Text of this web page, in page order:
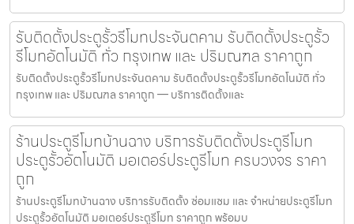
รับติดตั้งประตูรั้วรีโมทประจันตคาม รับติดตั้งประตูรั้ว
รีโมทอัตโนมัติ ทั่ว กรุงเทพ และ ปริมณฑล ราคาถูก
รับติดตั้งประตูรั้วรีโมทประจันตคาม รับติดตั้งประตูรั้วรีโมทอัตโนมัติ ทั่ว
กรุงเทพ และ ปริมณฑล ราคาถูก — บริการติดตั้งและ
ร้านประตูรีโมทบ้านฉาง บริการรับติดตั้งประตูรีโมท
ประตูรั้วอัตโนมัติ มอเตอร์ประตูรีโมท ครบวงจร ราคา
ถูก
ร้านประตูรีโมทบ้านฉาง บริการรับติดตั้ง ซ่อมแซม และ จำหน่ายประตูรีโมท
ประตูรั้วอัตโนมัติ มอเตอร์ประตูรีโมท ราคาถูก พร้อมบ